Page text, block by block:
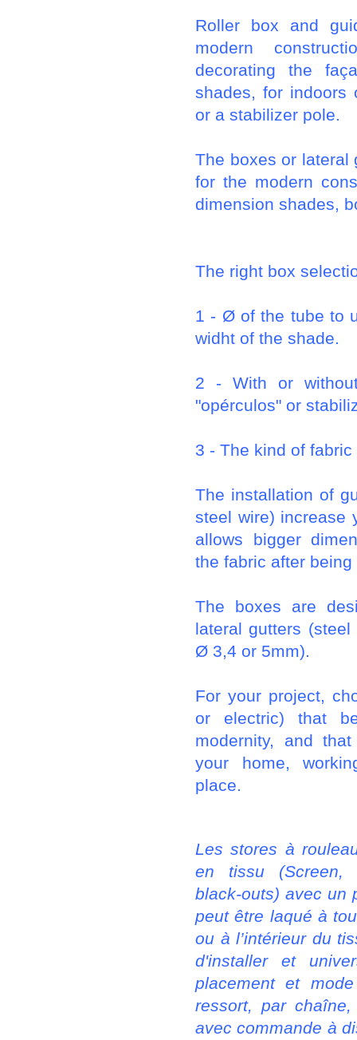
Roller box and
modern
decorating the
shades, for indoors
or a stabilizer pole.
The boxes or lateral
for the modern
dimension shades,
The right box
1 - Ø of the tube to
widht of the shade.
2 - With or
"opérculos" or
3 - The kind of fabric
The installation of
steel wire) increase
allows bigger
the fabric after
The boxes are
lateral gutters
Ø 3,4 or 5mm).
For your project,
or electric) that
modernity, and
your home,
place.
Les stores à
en tissu (Screen,
black-outs) avec un
peut être laqué à
ou à l’intérieur du
d'installer et
placement et
ressort, par
avec commande à